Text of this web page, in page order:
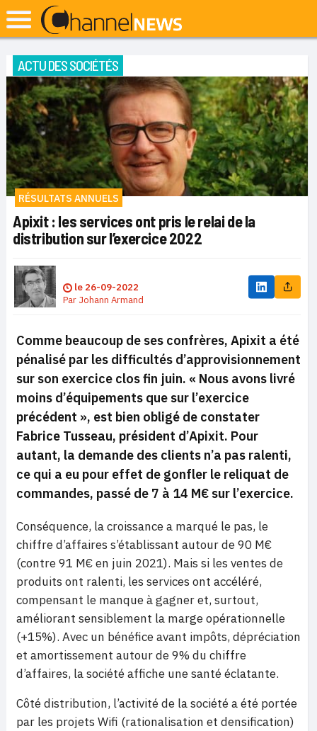
ACTU DES SOCIÉTÉS
RÉSULTATS ANNUELS
Apixit : les services ont pris le relai de la
distribution sur l’exercice 2022
le 26-09-2022
Par Johann Armand
Comme beaucoup de ses confrères, Apixit a été
pénalisé par les difficultés d’approvisionnement
sur son exercice clos fin juin. « Nous avons livré
moins d’équipements que sur l’exercice
précédent », est bien obligé de constater
Fabrice Tusseau, président d’Apixit. Pour
autant, la demande des clients n’a pas ralenti,
ce qui a eu pour effet de gonfler le reliquat de
commandes, passé de 7 à 14 M€ sur l’exercice.
Conséquence, la croissance a marqué le pas, le
chiffre d’affaires s’établissant autour de 90 M€
(contre 91 M€ en juin 2021). Mais si les ventes de
produits ont ralenti, les services ont accéléré,
compensant le manque à gagner et, surtout,
améliorant sensiblement la marge opérationnelle
(+15%). Avec un bénéfice avant impôts, dépréciation
et amortissement autour de 9% du chiffre
d’affaires, la société affiche une santé éclatante.
Côté distribution, l’activité de la société a été portée
par les projets Wifi (rationalisation et densification)